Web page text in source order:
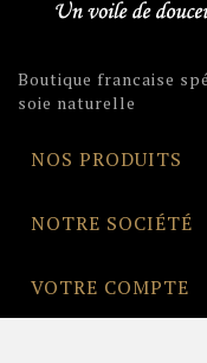
Boutique francaise
soie naturelle
NOS PRODUITS
NOTRE SOCIÉTÉ
VOTRE COMPTE